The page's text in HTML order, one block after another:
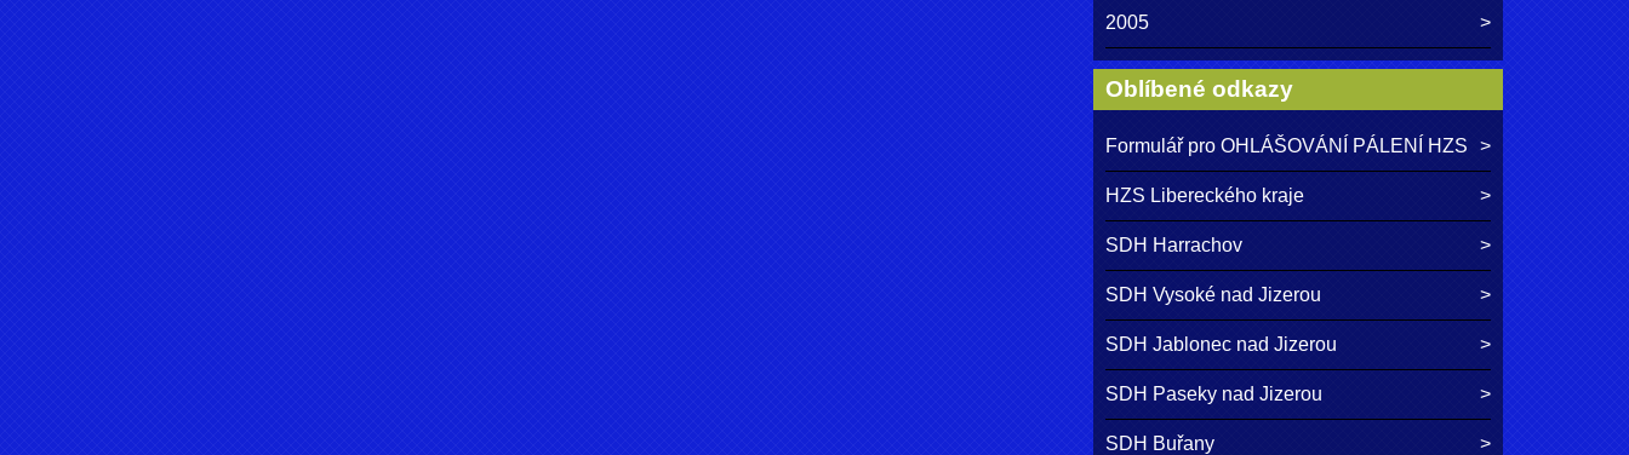
2005
Oblíbené odkazy
Formulář pro OHLÁŠOVÁNÍ PÁLENÍ HZS
HZS Libereckého kraje
SDH Harrachov
SDH Vysoké nad Jizerou
SDH Jablonec nad Jizerou
SDH Paseky nad Jizerou
SDH Buřany